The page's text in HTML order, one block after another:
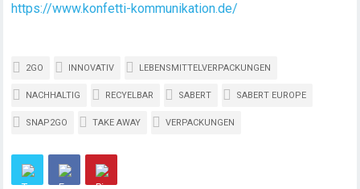
https://www.konfetti-kommunikation.de/
2GO INNOVATIV LEBENSMITTELVERPACKUNGEN
NACHHALTIG RECYELBAR SABERT SABERT EUROPE
SNAP2GO TAKE AWAY VERPACKUNGEN